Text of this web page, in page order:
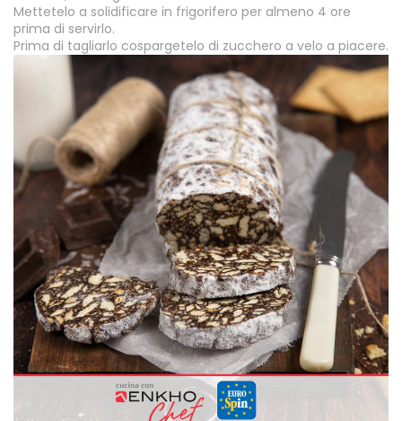
Mettetelo a solidificare in frigorifero per almeno 4 ore
prima di servirlo.
Prima di tagliarlo cospargetelo di zucchero a velo a piacere.